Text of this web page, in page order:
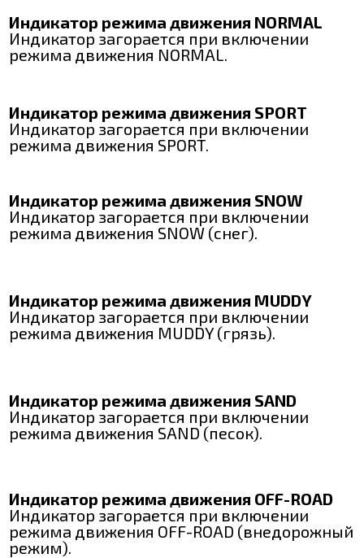
Индикатор режима движения NORMAL
Индикатор загорается при включении
режима движения NORMAL.
Индикатор режима движения SPORT
Индикатор загорается при включении
режима движения SPORT.
Индикатор режима движения SNOW
Индикатор загорается при включении
режима движения SNOW (снег).
Индикатор режима движения MUDDY
Индикатор загорается при включении
режима движения MUDDY (грязь).
Индикатор режима движения SAND
Индикатор загорается при включении
режима движения SAND (песок).
Индикатор режима движения OFF-ROAD
Индикатор загорается при включении
режима движения OFF-ROAD (внедорожный
режим).